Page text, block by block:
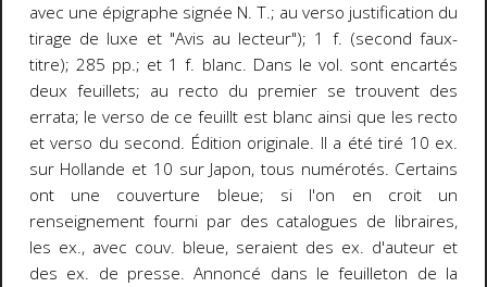
avec une épigraphe signée N. T.; au verso justification du
tirage de luxe et "Avis au lecteur"); 1 f. (second faux-
titre); 285 pp.; et 1 f. blanc. Dans le vol. sont encartés
deux feuillets; au recto du premier se trouvent des
errata; le verso de ce feuillt est blanc ainsi que les recto
et verso du second. Édition originale. Il a été tiré 10 ex.
sur Hollande et 10 sur Japon, tous numérotés. Certains
ont une couverture bleue; si l'on en croit un
renseignement fourni par des catalogues de libraires,
les ex., avec couv. bleue, seraient des ex. d'auteur et
des ex. de presse. Annoncé dans le feuilleton de la